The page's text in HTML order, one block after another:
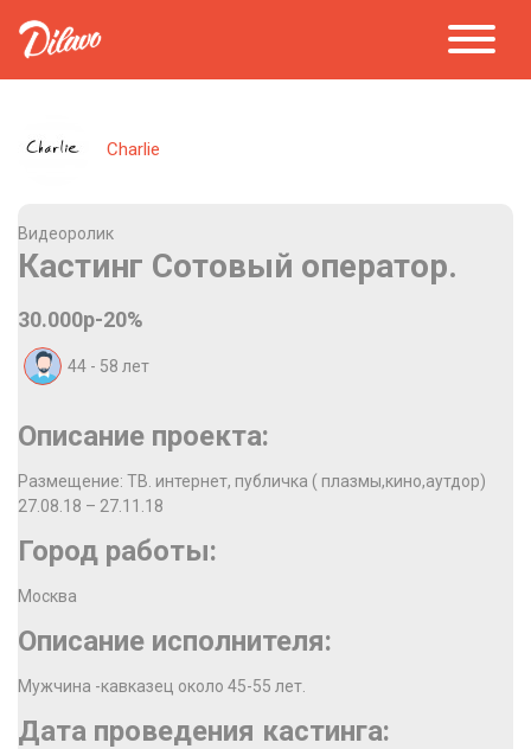
Charlie
Видеоролик
Кастинг Сотовый оператор.
30.000р-20%
44 - 58 лет
Описание проекта:
Размещение: ТВ. интернет, публичка ( плазмы,кино,аутдор)
27.08.18 – 27.11.18
Город работы:
Москва
Описание исполнителя:
Мужчина -кавказец около 45-55 лет.
Дата проведения кастинга: